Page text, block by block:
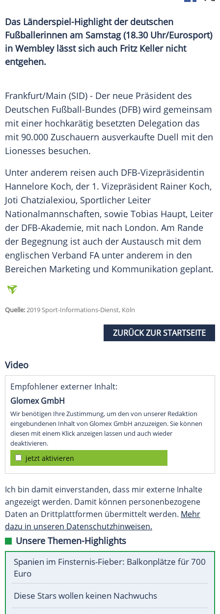
Das Länderspiel-Highlight der deutschen
Fußballerinnen am Samstag (18.30 Uhr/Eurosport)
in Wembley lässt sich auch Fritz Keller nicht
entgehen.
Frankfurt/Main (SID) - Der neue Präsident des
Deutschen Fußball-Bundes (DFB) wird gemeinsam
mit einer hochkarätig besetzten Delegation das
mit 90.000 Zuschauern ausverkaufte Duell mit den
Lionesses besuchen.
Unter anderem reisen auch DFB-Vizepräsidentin
Hannelore Koch, der 1. Vizepräsident Rainer Koch,
Joti Chatzialexiou, Sportlicher Leiter
Nationalmannschaften, sowie Tobias Haupt, Leiter
der DFB-Akademie, mit nach London. Am Rande
der Begegnung ist auch der Austausch mit dem
englischen Verband FA unter anderem in den
Bereichen Marketing und Kommunikation geplant.
Quelle:2019 Sport-Informations-Dienst, Köln
ZURÜCK ZUR STARTSEITE
Video
Empfohlener externer Inhalt:
Glomex GmbH
Wir benötigen Ihre Zustimmung, um den von unserer Redaktion
eingebundenen Inhalt von Glomex GmbH anzuzeigen. Sie können
diesen mit einem Klick anzeigen lassen und auch wieder
deaktivieren.
jetzt aktivieren
Ich bin damit einverstanden, dass mir externe Inhalte
angezeigt werden. Damit können personenbezogene
Daten an Drittplattformen übermittelt werden. Mehr
dazu in unseren Datenschutzhinweisen.
Unsere Themen-Highlights
Spanien im Finsternis-Fieber: Balkonplätze für 700
Euro
Diese Stars wollen keinen Nachwuchs